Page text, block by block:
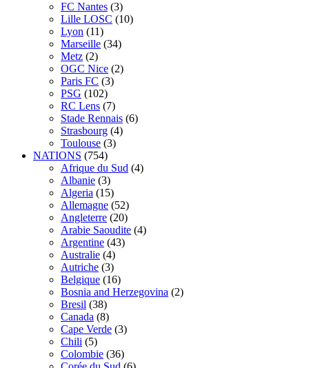
FC Nantes (3)
Lille LOSC (10)
Lyon (11)
Marseille (34)
Metz (2)
OGC Nice (2)
Paris FC (3)
PSG (102)
RC Lens (7)
Stade Rennais (6)
Strasbourg (4)
Toulouse (3)
NATIONS (754)
Afrique du Sud (4)
Albanie (3)
Algeria (15)
Allemagne (52)
Angleterre (20)
Arabie Saoudite (4)
Argentine (43)
Australie (4)
Autriche (3)
Belgique (16)
Bosnia and Herzegovina (2)
Bresil (38)
Canada (8)
Cape Verde (3)
Chili (5)
Colombie (36)